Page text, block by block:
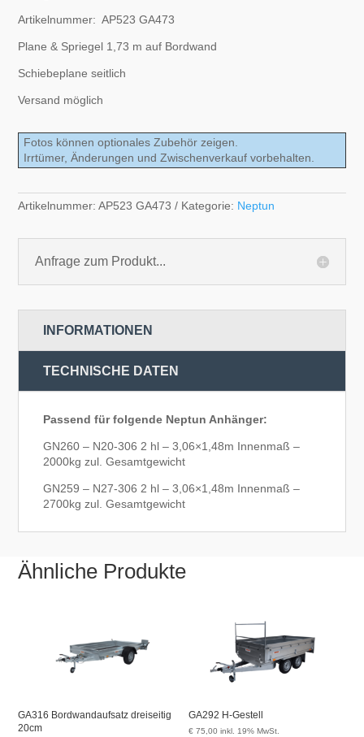
Artikelnummer: AP523 GA473
Plane & Spriegel 1,73 m auf Bordwand
Schiebeplane seitlich
Versand möglich
Fotos können optionales Zubehör zeigen.
Irrtümer, Änderungen und Zwischenverkauf vorbehalten.
Artikelnummer:AP523 GA473 Kategorie: Neptun
Anfrage zum Produkt...
INFORMATIONEN
TECHNISCHE DATEN
Passend für folgende Neptun Anhänger:
GN260 – N20-306 2 hl – 3,06×1,48m Innenmaß –
2000kg zul. Gesamtgewicht
GN259 – N27-306 2 hl – 3,06×1,48m Innenmaß –
2700kg zul. Gesamtgewicht
Ähnliche Produkte
GA316 Bordwandaufsatz dreiseitig
20cm
GA292 H-Gestell
€ 75,00 inkl. 19% MwSt.